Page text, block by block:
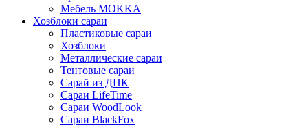
Мебель MOKKA
Хозблоки сараи
Пластиковые сараи
Хозблоки
Металлические сараи
Тентовые сараи
Сарай из ДПК
Cараи LifeTime
Cараи WoodLook
Сараи BlackFox